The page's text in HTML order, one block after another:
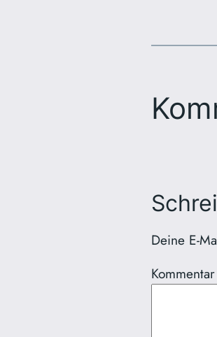
Deine E-
Kommentar